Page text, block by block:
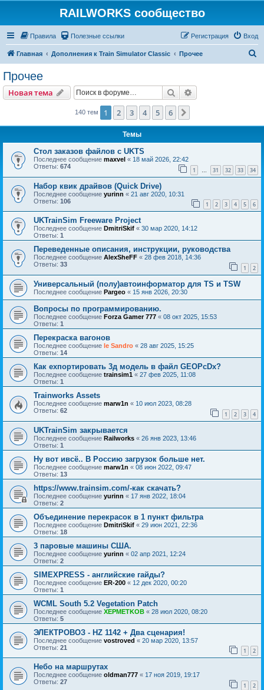
RAILWORKS сообщество
Правила Полезные ссылки Вход
Регистрация
Главная Дополнения к Train Simulator Classic Прочее
Прочее
Новая тема Поиск
140 тем 1 2 3 4 5 6
Темы
Стол заказов файлов с UKTS
Последнее сообщение maxvel « 18 май 2026, 22:42
Ответы: 674 1 … 31 32 33 34
Набор квик драйвов (Quick Drive)
Последнее сообщение yurinn « 21 авг 2020, 10:31
Ответы: 106 1 2 3 4 5 6
UKTrainSim Freeware Project
Последнее сообщение DmitriSkif « 30 мар 2020, 14:12
Ответы: 1
Переведенные описания, инструкции, руководства
Последнее сообщение AlexSheFF « 28 фев 2018, 14:36
Ответы: 33 1 2
Универсальный (полу)автоинформатор для TS и TSW
Последнее сообщение Pargeo « 15 янв 2026, 20:30
Вопросы по программированию.
Последнее сообщение Forza Gamer 777 « 08 окт 2025, 15:53
Ответы: 1
Перекраска вагонов
Последнее сообщение le Sandro « 28 авг 2025, 15:25
Ответы: 14
Как ехпортировать 3д модель в файл GEOPcDx?
Последнее сообщение trainsim1 « 27 фев 2025, 11:08
Ответы: 1
Trainworks Assets
Последнее сообщение marw1n « 10 июл 2023, 08:28
Ответы: 62 1 2 3 4
UKTrainSim закрывается
Последнее сообщение Railworks « 26 янв 2023, 13:46
Ответы: 1
Ну вот ивсё.. В Россию загрузок больше нет.
Последнее сообщение marw1n « 08 июн 2022, 09:47
Ответы: 13
https://www.trainsim.com/-как скачать?
Последнее сообщение yurinn « 17 янв 2022, 18:04
Ответы: 2
Объединение перекрасок в 1 пункт фильтра
Последнее сообщение DmitriSkif « 29 июн 2021, 22:36
Ответы: 18
3 паровые машины США.
Последнее сообщение yurinn « 02 апр 2021, 12:24
Ответы: 2
SIMEXPRESS - английские гайды?
Последнее сообщение ER-200 « 12 дек 2020, 00:20
Ответы: 1
WCML South 5.2 Vegetation Patch
Последнее сообщение XEPMETKOB « 28 июл 2020, 08:20
Ответы: 5
ЭЛЕКТРОВОЗ - HZ 1142 + Два сценария!
Последнее сообщение vostroved « 20 мар 2020, 13:57
Ответы: 21 1 2
Небо на маршрутах
Последнее сообщение oldman777 « 17 ноя 2019, 19:17
Ответы: 27 1 2